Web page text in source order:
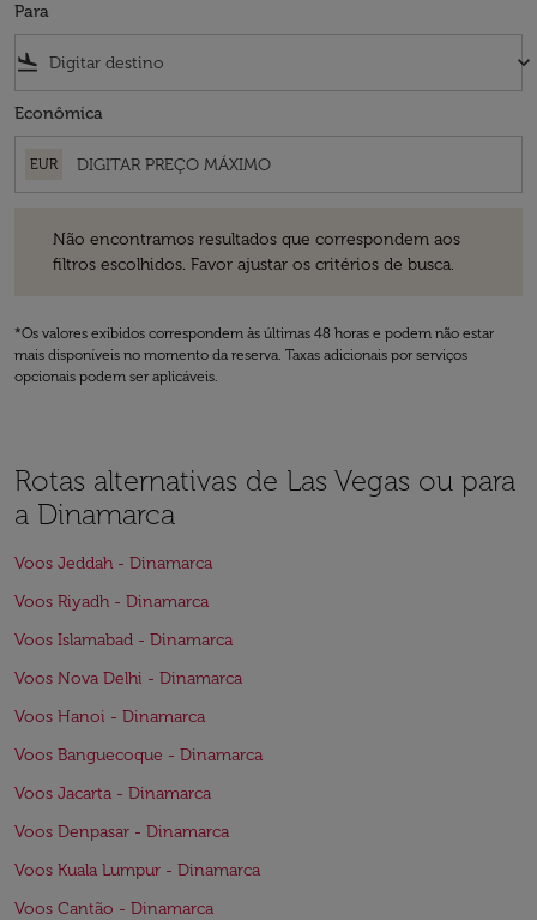
Para
flight_land keyboard_arrow_down
Econômica
EUR
Não encontramos resultados que correspondem aos
filtros escolhidos. Favor ajustar os critérios de busca.
*Os valores exibidos correspondem às últimas 48 horas e podem não estar
mais disponíveis no momento da reserva. Taxas adicionais por serviços
opcionais podem ser aplicáveis.
Rotas alternativas de Las Vegas ou para
a Dinamarca
Voos Jeddah - Dinamarca
Voos Riyadh - Dinamarca
Voos Islamabad - Dinamarca
Voos Nova Delhi - Dinamarca
Voos Hanoi - Dinamarca
Voos Banguecoque - Dinamarca
Voos Jacarta - Dinamarca
Voos Denpasar - Dinamarca
Voos Kuala Lumpur - Dinamarca
Voos Cantão - Dinamarca